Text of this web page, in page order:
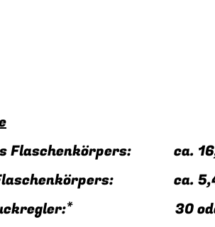
Flaschenkörpers: ca.
Flaschenkörpers: ca.
Druckregler:* 30 oder